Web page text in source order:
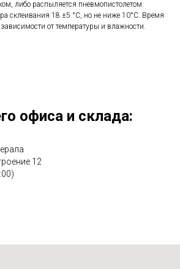
либо распыляется пневмопистолетом.
склеивания 18 ±5 °С, но не ниже 10°С. Время
от температуры и влажности.
офиса и склада:
12